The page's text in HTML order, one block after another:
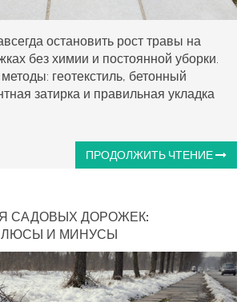
остановить рост травы на
без химии и постоянной уборки.
геотекстиль, бетонный
затирка и правильная укладка
ПРОДОЛЖИТЬ ЧТЕНИЕ
САДОВЫХ ДОРОЖЕК:
И МИНУСЫ